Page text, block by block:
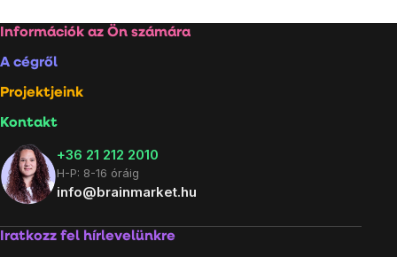
Lábléc
Információk az Ön számára
A cégről
Projektjeink
Kontakt
+36 21 212 2010
H-P: 8-16 óráig
info@brainmarket.hu
Iratkozz fel hírlevelünkre